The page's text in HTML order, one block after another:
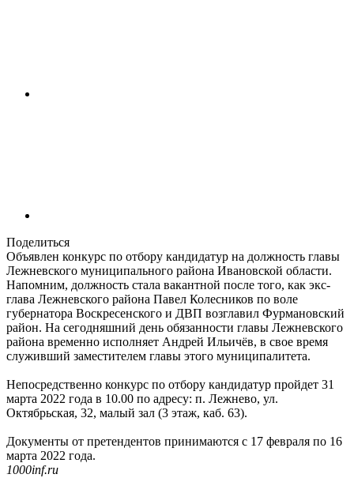
Поделиться
Объявлен конкурс по отбору кандидатур на должность главы
Лежневского муниципального района Ивановской области.
Напомним, должность стала вакантной после того, как экс-
глава Лежневского района Павел Колесников по воле
губернатора Воскресенского и ДВП возглавил Фурмановский
район. На сегодняшний день обязанности главы Лежневского
района временно исполняет Андрей Ильичёв, в свое время
служивший заместителем главы этого муниципалитета.
Непосредственно конкурс по отбору кандидатур пройдет 31
марта 2022 года в 10.00 по адресу: п. Лежнево, ул.
Октябрьская, 32, малый зал (3 этаж, каб. 63).
Документы от претендентов принимаются с 17 февраля по 16
марта 2022 года.
1000inf.ru